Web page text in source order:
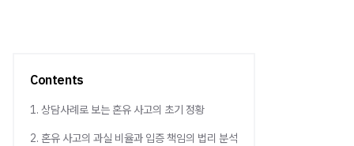
Contents
1. 상담사례로 보는 혼유 사고의 초기 정황
2. 혼유 사고의 과실 비율과 입증 책임의 법리 분석